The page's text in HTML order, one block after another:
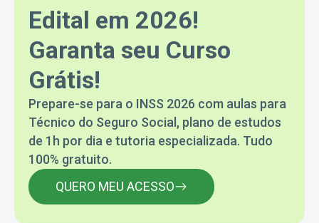
Edital em 2026!
Garanta seu Curso
Grátis!
Prepare-se para o INSS 2026 com aulas para
Técnico do Seguro Social, plano de estudos
de 1h por dia e tutoria especializada. Tudo
100% gratuito.
QUERO MEU ACESSO